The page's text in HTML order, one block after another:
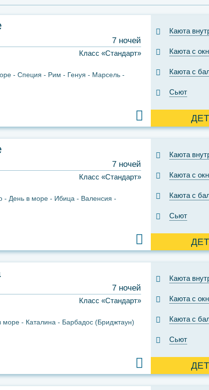
7 ночей
Класс «Стандарт»
Специя Рим Генуя
Марсель
Каюта
Каюта с
Каюта с
Сьют
7 ночей
Класс «Стандарт»
День в море Ибица
Валенсия
Каюта
Каюта с
Каюта с
Сьют
7 ночей
Класс «Стандарт»
море Каталина
Барбадос (Бриджтаун)
Каюта
Каюта с
Каюта с
Сьют